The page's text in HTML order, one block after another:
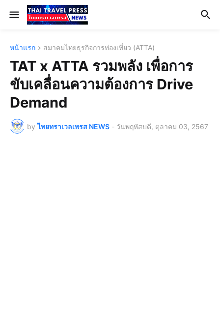
หน้าแรก สมาคมไทยธุรกิจการท่องเที่ยว (ATTA)
TAT x ATTA รวมพลัง เพื่อการ
ขับเคลื่อนความต้องการ Drive
Demand
by ไทยทราเวลเพรส NEWS - วันพฤหัสบดี, ตุลาคม 03, 2567